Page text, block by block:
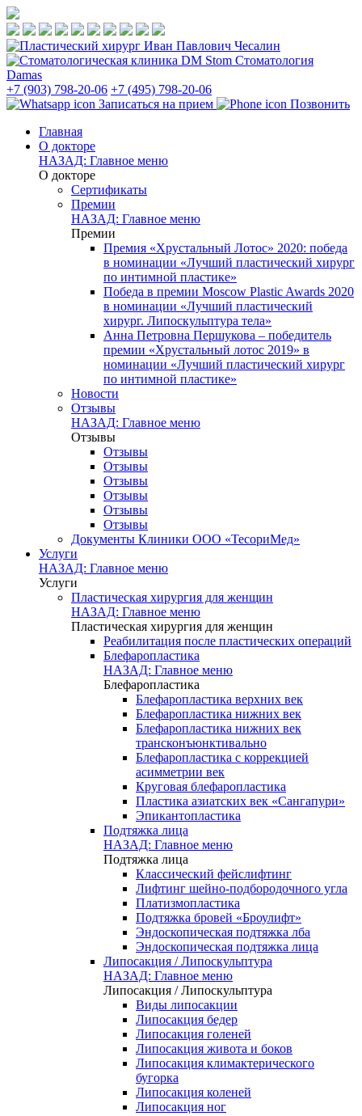
Стоматология
Damas
+7 (903) 798-20-06 +7 (495) 798-20-06
Записаться на прием
Позвонить
Главная
О докторе
НАЗАД: Главное меню
О докторе
Сертификаты
Премии
НАЗАД: Главное меню
Премии
Премия «Хрустальный Лотос» 2020: победа
в номинации «Лучший пластический хирург
по интимной пластике»
Победа в премии Moscow Plastic Awards 2020
в номинации «Лучший пластический
хирург. Липоскульптура тела»
Анна Петровна Першукова – победитель
премии «Хрустальный лотос 2019» в
номинации «Лучший пластический хирург
по интимной пластике»
Новости
Отзывы
НАЗАД: Главное меню
Отзывы
Отзывы
Отзывы
Отзывы
Отзывы
Отзывы
Отзывы
Документы Клиники ООО «ТесориМед»
Услуги
НАЗАД: Главное меню
Услуги
Пластическая хирургия для женщин
НАЗАД: Главное меню
Пластическая хирургия для женщин
Реабилитация после пластических операций
Блефаропластика
НАЗАД: Главное меню
Блефаропластика
Блефаропластика верхних век
Блефаропластика нижних век
Блефаропластика нижних век
трансконъюнктивально
Блефаропластика с коррекцией
асимметрии век
Круговая блефаропластика
Пластика азиатских век «Сангапури»
Эпикантопластика
Подтяжка лица
НАЗАД: Главное меню
Подтяжка лица
Классический фейслифтинг
Лифтинг шейно-подбородочного угла
Платизмопластика
Подтяжка бровей «Броулифт»
Эндоскопическая подтяжка лба
Эндоскопическая подтяжка лица
Липосакция / Липоскульптура
НАЗАД: Главное меню
Липосакция / Липоскульптура
Виды липосакции
Липосакция бедер
Липосакция голеней
Липосакция живота и боков
Липосакция климактерического
бугорка
Липосакция коленей
Липосакция ног